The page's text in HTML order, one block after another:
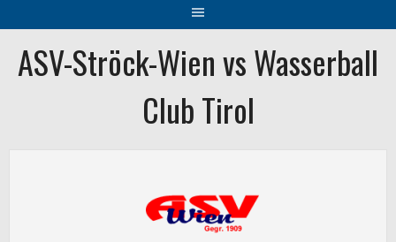
ASV-Ströck-Wien vs Wasserball
Club Tirol